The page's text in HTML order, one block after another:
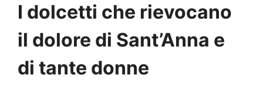
I dolcetti che rievocano
il dolore di Sant’Anna e
di tante donne